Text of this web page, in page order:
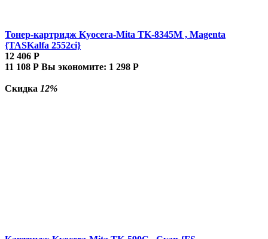
Тонер-картридж Kyocera-Mita TK-8345M , Magenta
{TASKalfa 2552ci}
12 406 Р
11 108 Р Вы экономите: 1 298 Р
Скидка 12%